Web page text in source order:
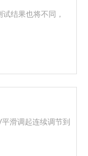
结果也将不同，
滑调起连续调节到